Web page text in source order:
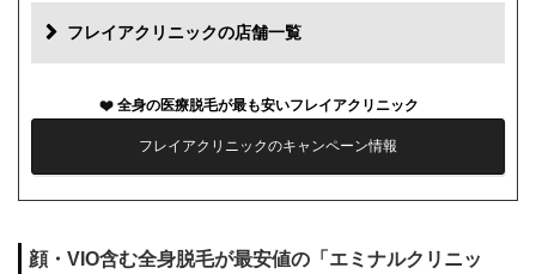
再診料
薬代 0円
シェービング代 0円
フレイアクリニックの店舗一覧
全身の医療脱毛が最も安いフレイアクリニック
フレイアクリニックのキャンペーン情報
顔・VIO含む全身脱毛が最安値の「エミナルクリニッ